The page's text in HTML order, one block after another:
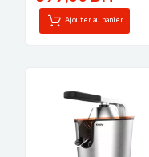
Ajouter au panier